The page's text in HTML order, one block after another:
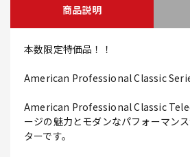
商品説明
本数限定特価品！！
American Professional Classic
American Professional Classic
ージの魅力とモダンなパフォーマン
ターです。